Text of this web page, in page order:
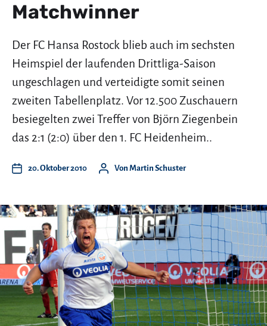
Matchwinner
Der FC Hansa Rostock blieb auch im sechsten
Heimspiel der laufenden Drittliga-Saison
ungeschlagen und verteidigte somit seinen
zweiten Tabellenplatz. Vor 12.500 Zuschauern
besiegelten zwei Treffer von Björn Ziegenbein
das 2:1 (2:0) über den 1. FC Heidenheim..
20. Oktober 2010 Von Martin Schuster